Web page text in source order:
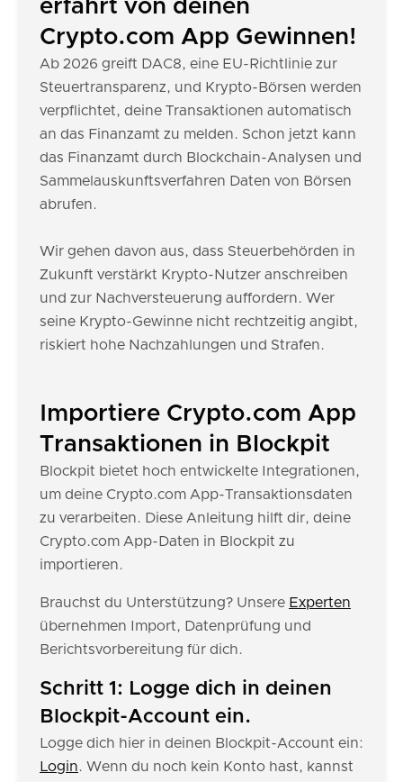
erfährt von deinen
Crypto.com App Gewinnen!
Ab 2026 greift DAC8, eine EU-Richtlinie zur
Steuertransparenz, und Krypto-Börsen werden
verpflichtet, deine Transaktionen automatisch
an das Finanzamt zu melden. Schon jetzt kann
das Finanzamt durch Blockchain-Analysen und
Sammelauskunftsverfahren Daten von Börsen
abrufen.
Wir gehen davon aus, dass Steuerbehörden in
Zukunft verstärkt Krypto-Nutzer anschreiben
und zur Nachversteuerung auffordern. Wer
seine Krypto-Gewinne nicht rechtzeitig angibt,
riskiert hohe Nachzahlungen und Strafen.
Importiere Crypto.com App
Transaktionen in Blockpit
Blockpit bietet hoch entwickelte Integrationen,
um deine Crypto.com App-Transaktionsdaten
zu verarbeiten. Diese Anleitung hilft dir, deine
Crypto.com App-Daten in Blockpit zu
importieren.
Brauchst du Unterstützung? Unsere Experten
übernehmen Import, Datenprüfung und
Berichtsvorbereitung für dich.
Schritt 1: Logge dich in deinen
Blockpit-Account ein.
Logge dich hier in deinen Blockpit-Account ein:
Login. Wenn du noch kein Konto hast, kannst